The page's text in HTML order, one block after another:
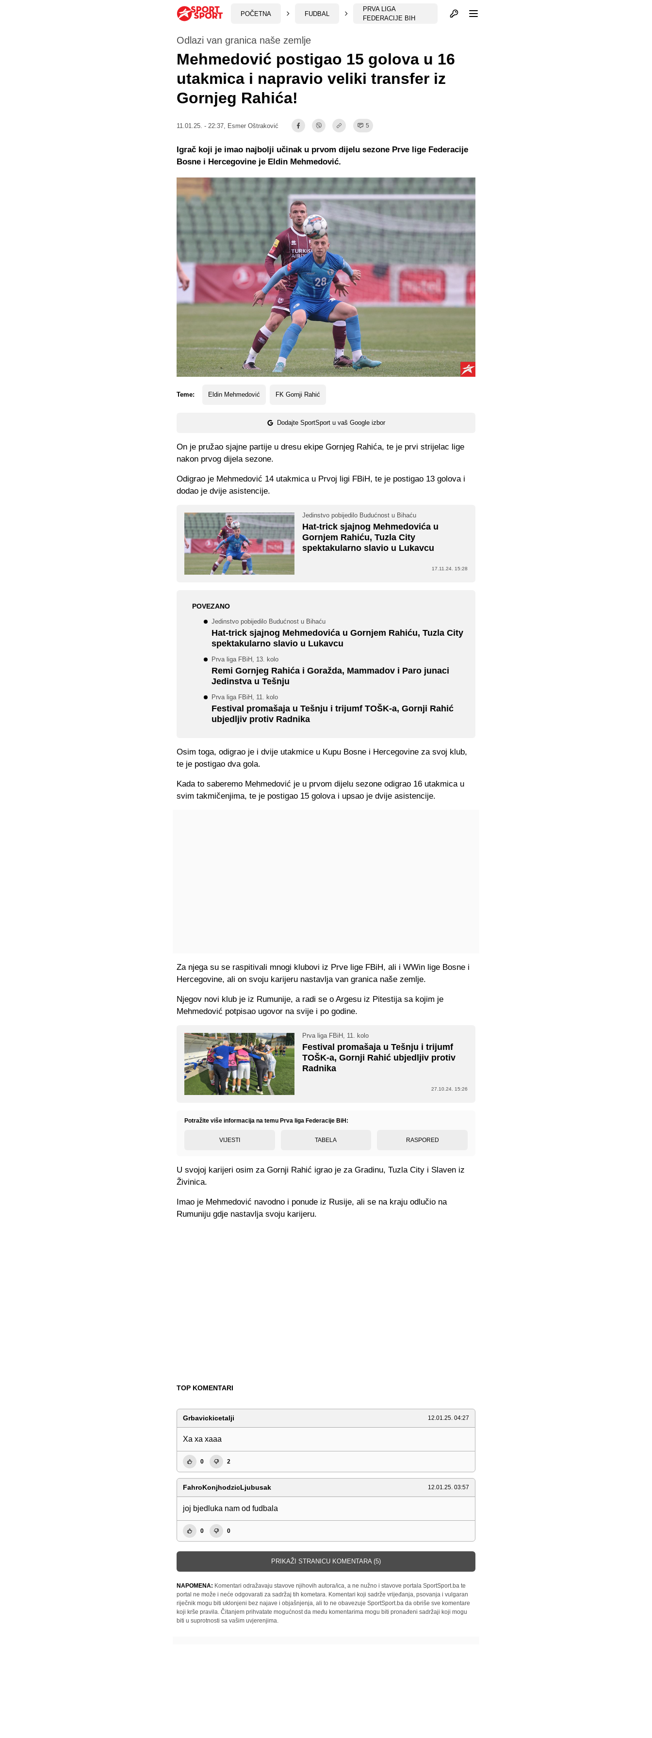
POČETNA FUDBAL
PRVA LIGA
FEDERACIJE BIH
Otvori profil
Odlazi van granica naše zemlje
Mehmedović postigao 15 golova u 16
utakmica i napravio veliki transfer iz
Gornjeg Rahića!
11.01.25. - 22:37, Esmer Oštraković 5
Teme: Eldin Mehmedović FK Gornji Rahić
Dodajte SportSport u vaš Google izbor
Igrač koji je imao najbolji učinak u prvom dijelu sezone Prve lige Federacije
Bosne i Hercegovine je Eldin Mehmedović.
On je pružao sjajne partije u dresu ekipe Gornjeg Rahića, te je prvi strijelac lige
nakon prvog dijela sezone.
Odigrao je Mehmedović 14 utakmica u Prvoj ligi FBiH, te je postigao 13 golova i
dodao je dvije asistencije.
Jedinstvo pobijedilo Budućnost u Bihaću
Hat-trick sjajnog Mehmedovića u
Gornjem Rahiću, Tuzla City
spektakularno slavio u Lukavcu
17.11.24. 15:28
POVEZANO
Jedinstvo pobijedilo Budućnost u Bihaću
Hat-trick sjajnog Mehmedovića u Gornjem Rahiću, Tuzla City
spektakularno slavio u Lukavcu
Prva liga FBiH, 13. kolo
Remi Gornjeg Rahića i Goražda, Mammadov i Paro junaci
Jedinstva u Tešnju
Prva liga FBiH, 11. kolo
Festival promašaja u Tešnju i trijumf TOŠK-a, Gornji Rahić
ubjedljiv protiv Radnika
Osim toga, odigrao je i dvije utakmice u Kupu Bosne i Hercegovine za svoj klub,
te je postigao dva gola.
Kada to saberemo Mehmedović je u prvom dijelu sezone odigrao 16 utakmica u
svim takmičenjima, te je postigao 15 golova i upsao je dvije asistencije.
Za njega su se raspitivali mnogi klubovi iz Prve lige FBiH, ali i WWin lige Bosne i
Hercegovine, ali on svoju karijeru nastavlja van granica naše zemlje.
Njegov novi klub je iz Rumunije, a radi se o Argesu iz Pitestija sa kojim je
Mehmedović potpisao ugovor na svije i po godine.
Prva liga FBiH, 11. kolo
Festival promašaja u Tešnju i trijumf
TOŠK-a, Gornji Rahić ubjedljiv protiv
Radnika
27.10.24. 15:26
Potražite više informacija na temu Prva liga Federacije BiH:
VIJESTI TABELA RASPORED
U svojoj karijeri osim za Gornji Rahić igrao je za Gradinu, Tuzla City i Slaven iz
Živinica.
Imao je Mehmedović navodno i ponude iz Rusije, ali se na kraju odlučio na
Rumuniju gdje nastavlja svoju karijeru.
TOP KOMENTARI
Grbavickicetalji 12.01.25. 04:27
Xa xa xaaa
0 2
FahroKonjhodzicLjubusak 12.01.25. 03:57
joj bjedluka nam od fudbala
0 0
PRIKAŽI STRANICU KOMENTARA (5)
NAPOMENA: Komentari odražavaju stavove njihovih autora/ica, a ne nužno i stavove portala SportSport.ba te
portal ne može i neće odgovarati za sadržaj tih kometara. Komentari koji sadrže vrijeđanja, psovanja i vulgaran
riječnik mogu biti uklonjeni bez najave i objašnjenja, ali to ne obavezuje SportSport.ba da obriše sve komentare
koji krše pravila. Čitanjem prihvatate mogućnost da među komentarima mogu biti pronađeni sadržaji koji mogu
biti u suprotnosti sa vašim uvjerenjima.